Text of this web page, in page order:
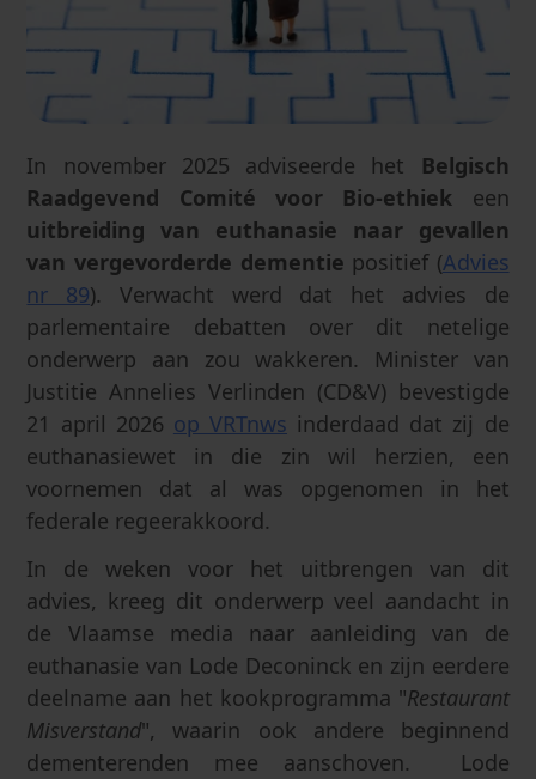
In november 2025 adviseerde het
Belgisch
Raadgevend Comité voor Bio-ethiek een
uitbreiding van euthanasie naar gevallen
van vergevorderde dementie positief (Advies
nr 89). Verwacht werd dat het advies de
parlementaire debatten over dit netelige
onderwerp aan zou wakkeren. Minister van
Justitie Annelies Verlinden (CD&V) bevestigde
21 april 2026 op VRTnws inderdaad dat zij de
euthanasiewet in die zin wil herzien, een
voornemen dat al was opgenomen in het
federale regeerakkoord.
In de weken voor het uitbrengen van dit
advies, kreeg dit onderwerp veel aandacht in
de Vlaamse media naar aanleiding van de
euthanasie van Lode Deconinck en zijn eerdere
deelname aan het kookprogramma "Restaurant
Misverstand", waarin ook andere beginnend
dementerenden mee aanschoven. Lode